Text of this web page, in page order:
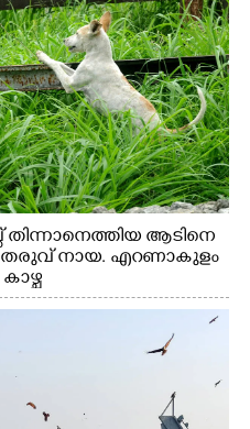
തിന്നാനെത്തിയ ആടിനെ
നായ. എറണാകുളം